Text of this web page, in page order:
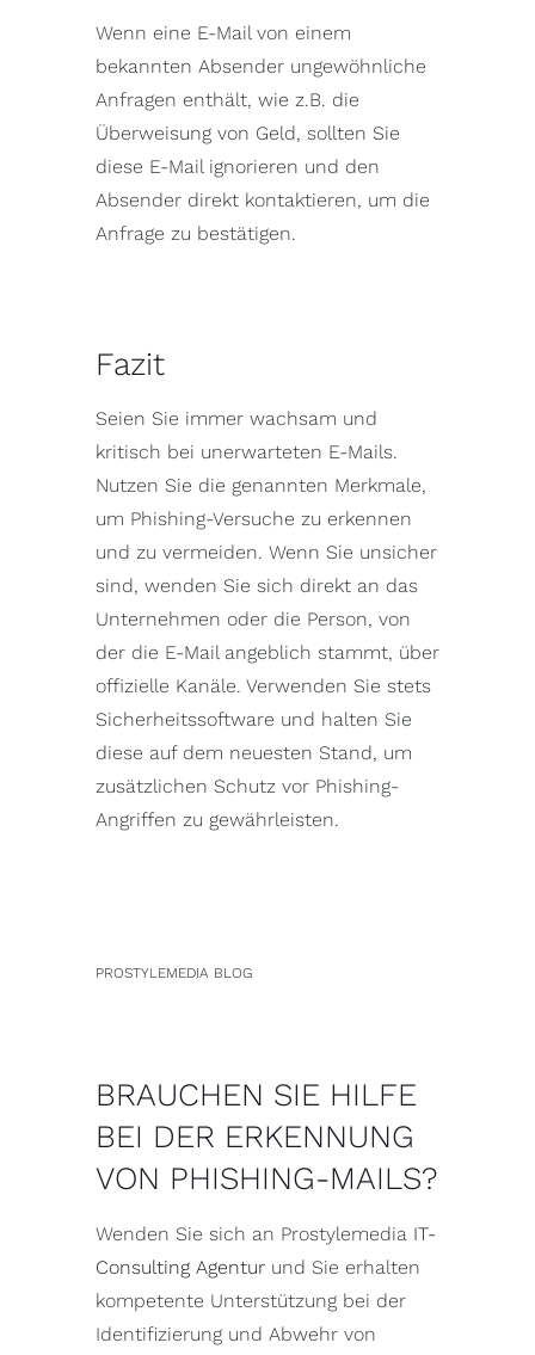
Wenn eine E-Mail von einem
bekannten Absender ungewöhnliche
Anfragen enthält, wie z.B. die
Überweisung von Geld, sollten Sie
diese E-Mail ignorieren und den
Absender direkt kontaktieren, um die
Anfrage zu bestätigen.
Fazit
Seien Sie immer wachsam und
kritisch bei unerwarteten E-Mails.
Nutzen Sie die genannten Merkmale,
um Phishing-Versuche zu erkennen
und zu vermeiden. Wenn Sie unsicher
sind, wenden Sie sich direkt an das
Unternehmen oder die Person, von
der die E-Mail angeblich stammt, über
offizielle Kanäle. Verwenden Sie stets
Sicherheitssoftware und halten Sie
diese auf dem neuesten Stand, um
zusätzlichen Schutz vor Phishing-
Angriffen zu gewährleisten.
PROSTYLEMEDIA BLOG
BRAUCHEN SIE HILFE
BEI DER ERKENNUNG
VON PHISHING-MAILS?
Wenden Sie sich an Prostylemedia IT-
Consulting Agenturund Sie erhalten
kompetente Unterstützung bei der
Identifizierung und Abwehr von